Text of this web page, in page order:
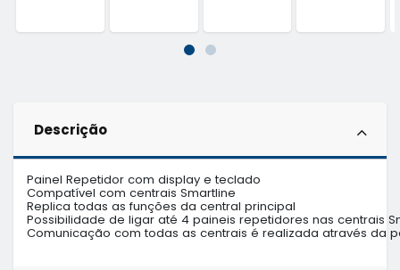
Descrição
Painel Repetidor com display e teclado
Compatível com centrais Smartline
Replica todas as funções da central principal
Possibilidade de ligar até 4 paineis repetidores nas centrais
Comunicação com todas as centrais é realizada através da